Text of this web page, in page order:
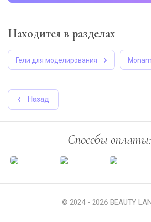
Находится в разделах
Гели для моделирования
Назад
Способы оплаты:
© 2024 - 2026 BEAUTY